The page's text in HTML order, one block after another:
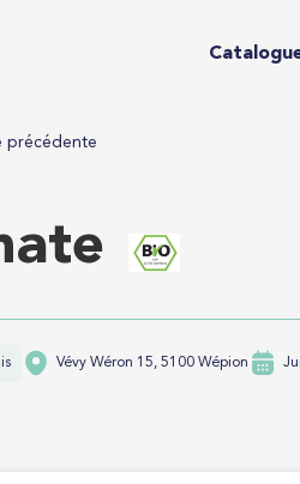
précédente
Vévy Wéron 15, 5100 Wépion